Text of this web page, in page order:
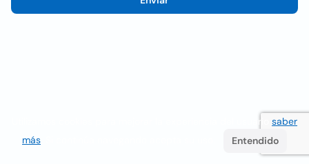
Utilizamos cookies para mejorar la experiencia del usuario saber
más
Entendido